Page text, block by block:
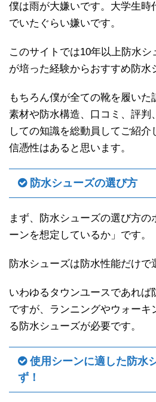
僕は雨が大嫌いです。大学生時
でいたぐらい嫌いです。
このサイトでは10年以上防水
が培った経験からおすすめ防水
もちろん僕が全ての靴を履いた
素材や防水構造、口コミ、評判
しての知識を総動員してご紹介
信憑性はあると思います。
防水シューズの選び方
まず、防水シューズの選び方の
ーンを想定しているか」です。
防水シューズは防水性能だけで
いわゆるタウンユースであれば
ですが、ランニングやウォーキ
る防水シューズが必要です。
使用シーンに適した防水
ず！